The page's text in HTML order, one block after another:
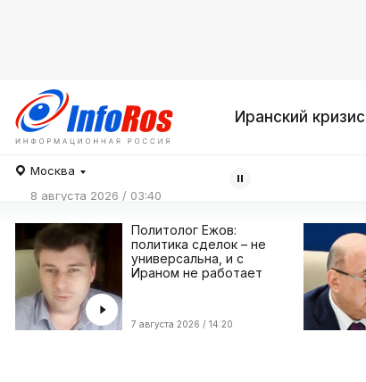
Иранский кризис
Москва
8 августа 2026 / 03:40
Политолог Ежов:
политика сделок – не
универсальна, и с
Ираном не работает
7 августа 2026 / 14:20